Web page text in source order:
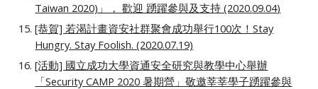
Taiwan 2020)」， 歡迎 踴躍參與及支持 (2020.09.04)
[恭賀] 若渴計畫資安社群聚會成功舉行100次！Stay
Hungry. Stay Foolish. (2020.07.19)
[活動] 國立成功大學資通安全研究與教學中心舉辦
「Security CAMP 2020 暑期營」敬邀莘莘學子踴躍參與